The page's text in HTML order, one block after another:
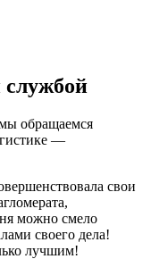
службой
обращаемся
—
свои
можно смело
своего дела!
лучшим!